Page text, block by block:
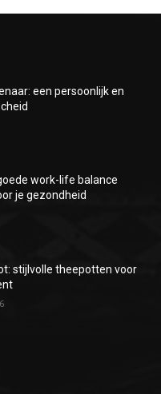
een persoonlijk en
work-life balance
je gezondheid
stijlvolle theepotten voor